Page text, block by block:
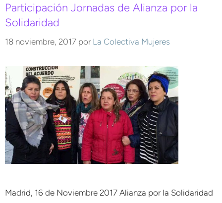
Participación Jornadas de Alianza por la
Solidaridad
18 noviembre, 2017 por La Colectiva Mujeres
Madrid, 16 de Noviembre 2017 Alianza por la Solidaridad